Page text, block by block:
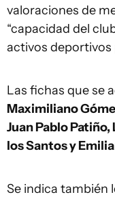
valoraciones de
“capacidad del
activos deportivos
Las fichas que se
Maximiliano
Juan Pablo
los Santos y
Se indica también